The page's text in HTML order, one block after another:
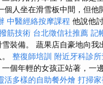
個人坐在滑雪板中間，但
中醫經絡按摩課程 他說他
筋技術 台北徵信社推薦 記
裝備。 蔬果店自豪地向
整復師培訓 附近牙科診
個年輕的女孩正站著，一
活多樣的自助餐外燴 打掃